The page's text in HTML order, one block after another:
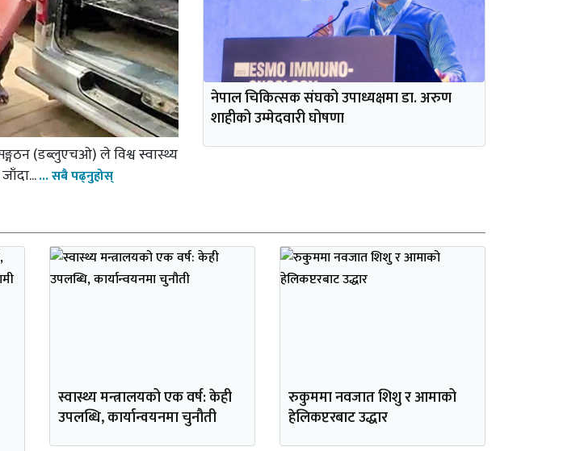
(डब्लुएचओ) ले विश्व स्वास्थ्य
... सबै पढ्नुहोस्
नेपाल चिकित्सक संघको उपाध्यक्षमा डा. अरुण
शाहीको उम्मेदवारी घोषणा
स्वास्थ्य मन्त्रालयको एक वर्ष: केही
उपलब्धि, कार्यान्वयनमा चुनौती
रुकुममा नवजात शिशु र आमाको
हेलिकप्टरबाट उद्धार